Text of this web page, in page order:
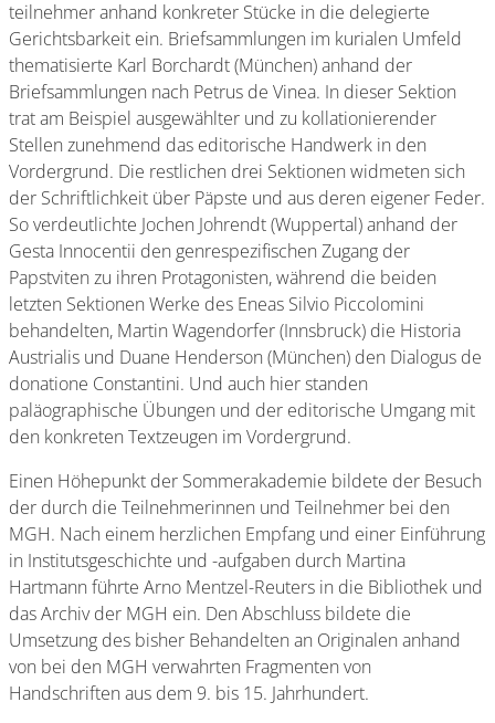
teilnehmer anhand konkreter Stücke in die delegierte
Gerichtsbarkeit ein. Briefsammlungen im kurialen Umfeld
thematisierte Karl Borchardt (München) anhand der
Briefsammlungen nach Petrus de Vinea. In dieser Sektion
trat am Beispiel ausgewählter und zu kollationierender
Stellen zunehmend das editorische Handwerk in den
Vordergrund. Die restlichen drei Sektionen widmeten sich
der Schriftlichkeit über Päpste und aus deren eigener Feder.
So verdeutlichte Jochen Johrendt (Wuppertal) anhand der
Gesta Innocentii den genrespezifischen Zugang der
Papstviten zu ihren Protagonisten, während die beiden
letzten Sektionen Werke des Eneas Silvio Piccolomini
behandelten, Martin Wagendorfer (Innsbruck) die Historia
Austrialis und Duane Henderson (München) den Dialogus de
donatione Constantini. Und auch hier standen
paläographische Übungen und der editorische Umgang mit
den konkreten Textzeugen im Vordergrund.
Einen Höhepunkt der Sommerakademie bildete der Besuch
der durch die Teilnehmerinnen und Teilnehmer bei den
MGH. Nach einem herzlichen Empfang und einer Einführung
in Institutsgeschichte und -aufgaben durch Martina
Hartmann führte Arno Mentzel-Reuters in die Bibliothek und
das Archiv der MGH ein. Den Abschluss bildete die
Umsetzung des bisher Behandelten an Originalen anhand
von bei den MGH verwahrten Fragmenten von
Handschriften aus dem 9. bis 15. Jahrhundert.